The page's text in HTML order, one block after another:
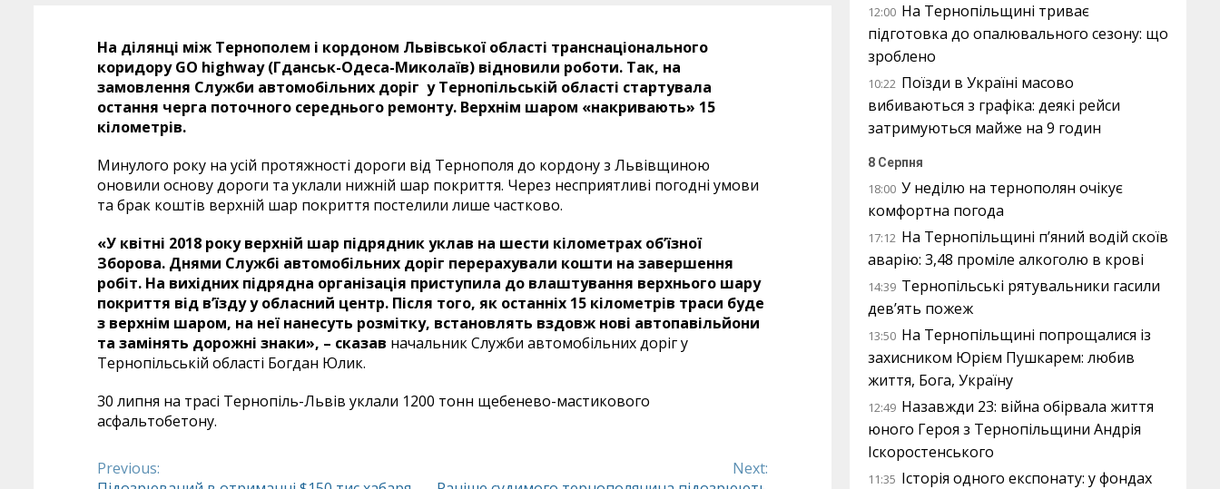
На ділянці між Тернополем і кордоном Львівської області транснаціонального
коридору GO highway (Гданськ-Одеса-Миколаїв) відновили роботи. Так, на
замовлення Служби автомобільних доріг у Тернопільській області стартувала
остання черга поточного середнього ремонту. Верхнім шаром «накривають» 15
кілометрів.
Минулого року на усій протяжності дороги від Тернополя до кордону з Львівщиною
оновили основу дороги та уклали нижній шар покриття. Через несприятливі погодні умови
та брак коштів верхній шар покриття постелили лише частково.
«У квітні 2018 року верхній шар підрядник уклав на шести кілометрах об’їзної
Зборова. Днями Службі автомобільних доріг перерахували кошти на завершення
робіт. На вихідних підрядна організація приступила до влаштування верхнього шару
покриття від в’їзду у обласний центр. Після того, як останніх 15 кілометрів траси буде
з верхнім шаром, на неї нанесуть розмітку, встановлять вздовж нові автопавільйони
та замінять дорожні знаки», – сказав начальник Служби автомобільних доріг у
Тернопільській області Богдан Юлик.
30 липня на трасі Тернопіль-Львів уклали 1200 тонн щебенево-мастикового
асфальтобетону.
Continue
Previous:
Next:
12:00 На Тернопільщині триває
підготовка до опалювального сезону: що
зроблено
10:22 Поїзди в Україні масово
вибиваються з графіка: деякі рейси
затримуються майже на 9 годин
8 Серпня
18:00 У неділю на тернополян очікує
комфортна погода
17:12 На Тернопільщині п’яний водій скоїв
аварію: 3,48 проміле алкоголю в крові
14:39 Тернопільські рятувальники гасили
дев’ять пожеж
13:50 На Тернопільщині попрощалися із
захисником Юрієм Пушкарем: любив
життя, Бога, Україну
12:49 Назавжди 23: війна обірвала життя
юного Героя з Тернопільщини Андрія
Іскоростенського
11:35 Історія одного експонату: у фондах